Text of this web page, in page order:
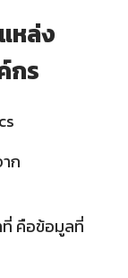
หล่ง
กร
ก
ที่ คือข้อมูลที่